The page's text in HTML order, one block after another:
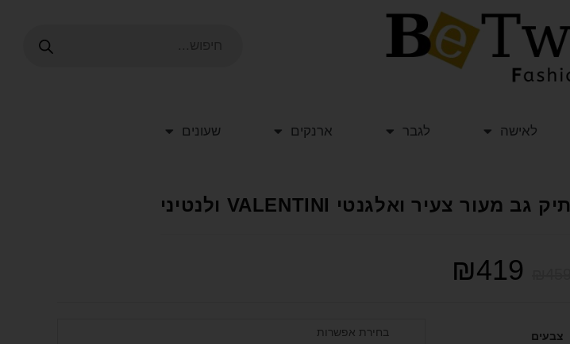
לאישה לגבר ארנקים שעונים
תיק גב מעור צעיר ואלגנטי VALENTINI ולנטיני
₪419
צבעים בחירת אפשרות